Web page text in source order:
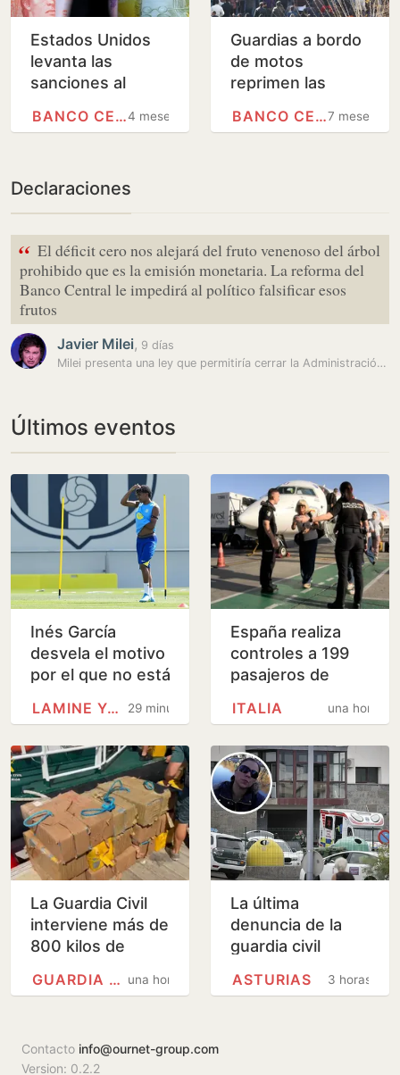
Estados Unidos
levanta las
sanciones al
Venezuela y a4 meses
BANCO CENTRAL (ESPAÑA)
Guardias a bordo
de motos
reprimen las
en Irán contra la
7 meses
BANCO CENTRAL (ESPAÑA)
Declaraciones
“ El déficit cero nos alejará del fruto venenoso del árbol
prohibido que es la emisión monetaria. La reforma del
Banco Central le impedirá al político falsificar esos
frutos
Javier Milei, 9 días
Milei presenta una ley que permitiría cerrar la Administración si hay…
Últimos eventos
Inés García
desvela el motivo
por el que no está
en Colombia:29 minutos
LAMINE YAMAL
España realiza
controles a 199
pasajeros de
en el primer día
Italia
una hora
ITALIA
La Guardia Civil
interviene más de
800 kilos de
una hora
GUARDIA CIVIL
La última
denuncia de la
guardia civil
cuartel de
3 horas
ASTURIAS
Contacto info@ournet-group.com
Version: 0.2.2